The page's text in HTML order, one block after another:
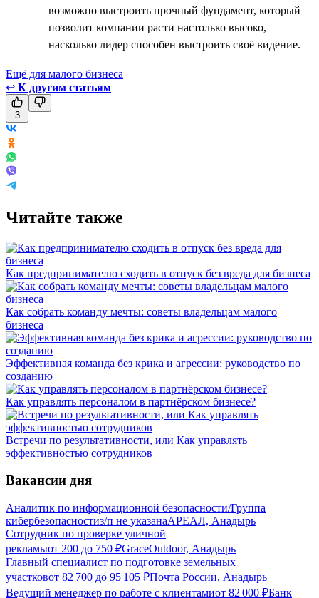
возможно выстроить прочный фундамент, который
позволит компании расти настолько высоко,
насколько лидер способен выстроить своё видение.
Ещё для малого бизнеса
↩ К другим статьям
3
Читайте также
Как предпринимателю сходить в отпуск без вреда для бизнеса
Как собрать команду мечты: советы владельцам малого
бизнеса
Эффективная команда без крика и агрессии: руководство по
созданию
Как управлять персоналом в партнёрском бизнесе?
Встречи по результативности, или Как управлять
эффективностью сотрудников
Вакансии дня
Аналитик по информационной безопасности/Группа
кибербезопасностиз/п не указанаАРЕАЛ, Анадырь
Сотрудник по проверке уличной
рекламыот 200 до 750 ₽GraceOutdoor, Анадырь
Главный специалист по подготовке земельных
участковот 82 700 до 95 105 ₽Почта России, Анадырь
Ведущий менеджер по работе с клиентамиот 82 000 ₽Банк